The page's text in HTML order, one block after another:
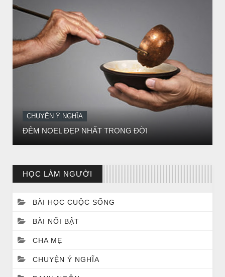
CHUYỆN Ý NGHĨA
Chuyện Ý Nghĩa: Chết vì yêu
HỌC LÀM NGƯỜI
BÀI HỌC CUỘC SỐNG
BÀI NỔI BẬT
CHA MẸ
CHUYỆN Ý NGHĨA